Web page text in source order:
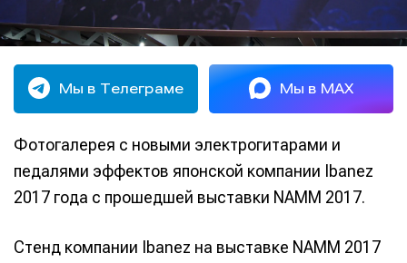
Мы в Телеграме Мы в MAX
Фотогалерея с новыми электрогитарами и
педалями эффектов японской компании Ibanez
2017 года с прошедшей выставки NAMM 2017.
Стенд компании Ibanez на выставке NAMM 2017